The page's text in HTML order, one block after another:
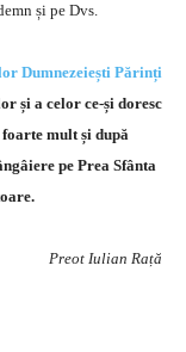
și pe Dvs.
Dumnezeiești Părinți
și a celor ce-și doresc
mult și după
pe Prea Sfânta
Preot Iulian Rață